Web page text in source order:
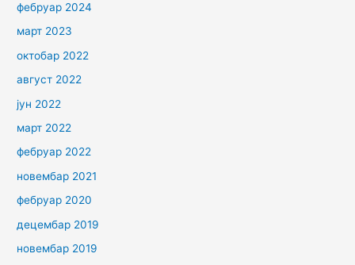
фебруар 2024
март 2023
октобар 2022
август 2022
јун 2022
март 2022
фебруар 2022
новембар 2021
фебруар 2020
децембар 2019
новембар 2019